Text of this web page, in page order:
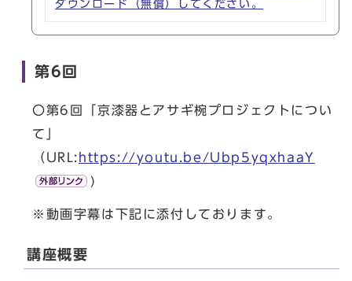
ダウンロード（無償）してください。
第6回
〇第6回「京漆器とアサギ椀プロジェクトについ
て」
（URL: https://youtu.be/Ubp5yqxhaaY
)
※動画字幕は下記に添付しております。
講座概要